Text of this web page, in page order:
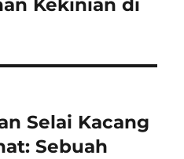
Kekinian di
Selai Kacang
Sebuah